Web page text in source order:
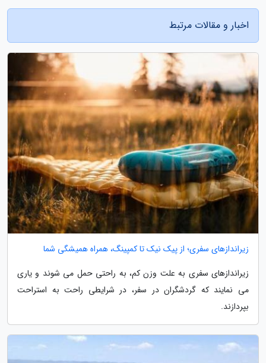
اخبار و مقالات مرتبط
زیراندازهای سفری؛ از پیک نیک تا کمپینگ، همراه همیشگی شما
زیراندازهای سفری به علت وزن کم، به راحتی حمل می شوند و یاری
می نمایند که گردشگران در سفر، در شرایطی راحت به استراحت
بپردازند.